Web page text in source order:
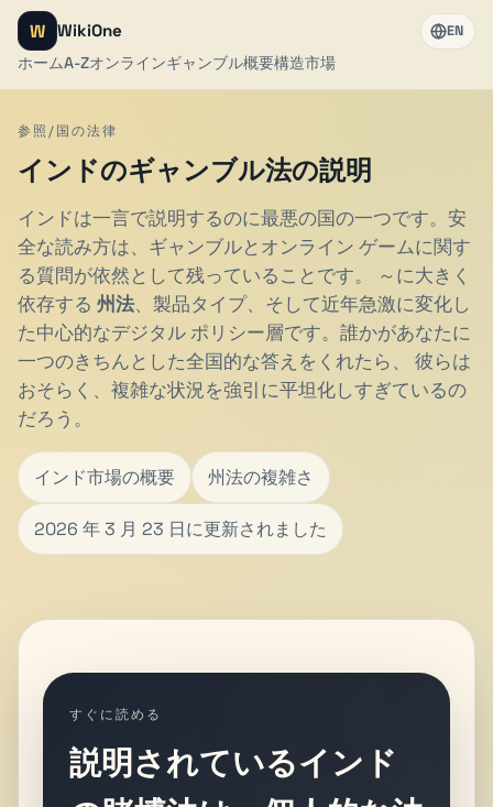
W WikiOne
ホームA-Zオンラインギャンブル概要構造市場
EN
参照/国の法律
インドのギャンブル法の説明
インドは一言で説明するのに最悪の国の一つです。安
全な読み方は、ギャンブルとオンライン ゲームに関す
る質問が依然として残っていることです。 ～に大きく
依存する 州法、製品タイプ、そして近年急激に変化し
た中心的なデジタル ポリシー層です。誰かがあなたに
一つのきちんとした全国的な答えをくれたら、 彼らは
おそらく、複雑な状況を強引に平坦化しすぎているの
だろう。
インド市場の概要 州法の複雑さ
2026 年 3 月 23 日に更新されました
すぐに読める
説明されているインド